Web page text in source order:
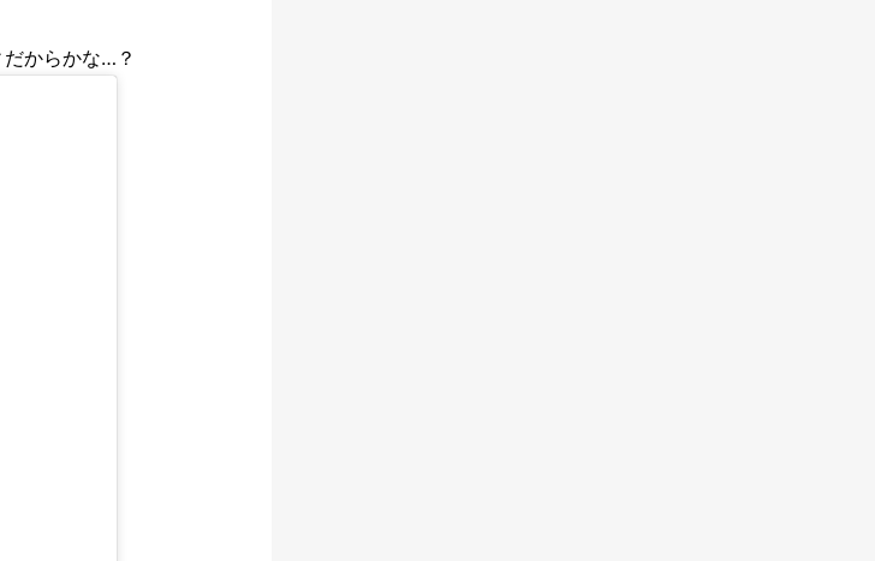
からかな…？